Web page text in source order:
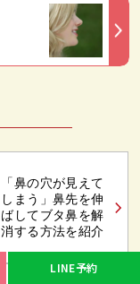
「鼻の穴が見えて
しまう」鼻先を伸
ばしてブタ鼻を解
消する方法を紹介
LINE予約